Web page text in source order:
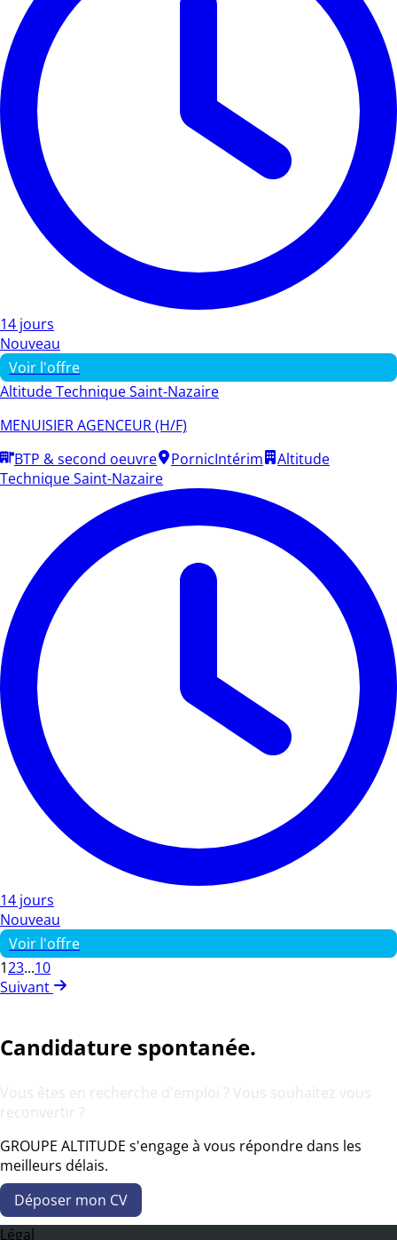
14 jours
Nouveau
Voir l'offre
Altitude Technique Saint-Nazaire
MENUISIER AGENCEUR (H/F)
BTP & second oeuvre
PornicIntérim
Altitude
Technique Saint-Nazaire
14 jours
Nouveau
Voir l'offre
123...10
Suivant
Candidature spontanée.
Vous êtes en recherche d'emploi ? Vous souhaitez vous
reconvertir ?
GROUPE ALTITUDE s'engage à vous répondre dans les
meilleurs délais.
Déposer mon CV
Légal